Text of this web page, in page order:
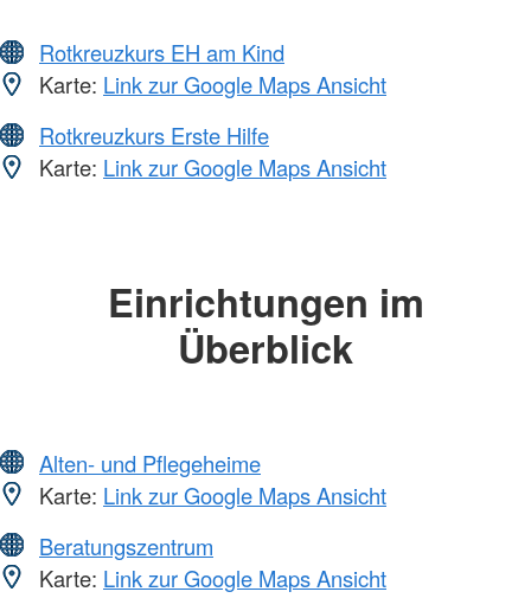
Rotkreuzkurs EH am Kind
Karte: Link zur Google Maps Ansicht
Rotkreuzkurs Erste Hilfe
Karte: Link zur Google Maps Ansicht
Einrichtungen im
Überblick
Alten- und Pflegeheime
Karte: Link zur Google Maps Ansicht
Beratungszentrum
Karte: Link zur Google Maps Ansicht